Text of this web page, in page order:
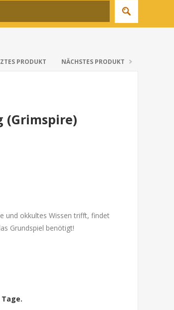
PRODUKT NÄCHSTES PRODUKT
(Grimspire)
und okkultes Wissen trifft, findet
Grundspiel benötigt!